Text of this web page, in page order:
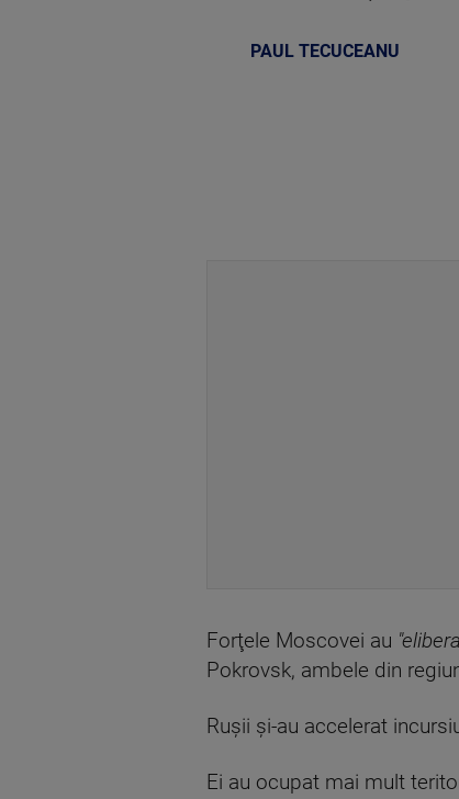
PAUL TECUCEANU
Forţele Moscovei au
Pokrovsk, ambele din
Ruşii şi-au accelerat
Ei au ocupat mai mult